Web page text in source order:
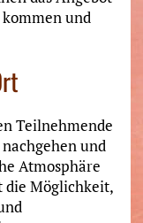
und
Teilnehmende
und
Atmosphäre
die Möglichkeit,